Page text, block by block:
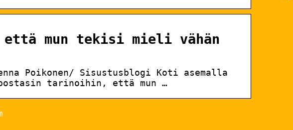
mun tekisi mieli vähän
Poikonen/ Sisustusblogi Koti asemalla
postasin tarinoihin, että mun …